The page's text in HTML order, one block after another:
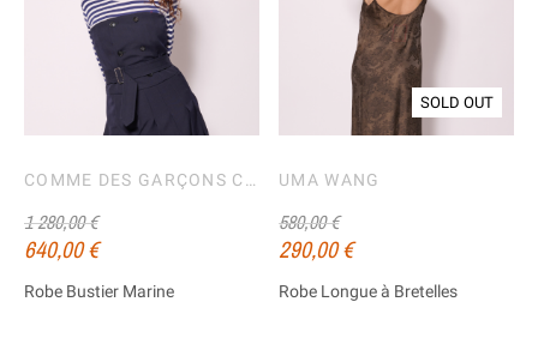
COMME DES GARÇONS COMME DES GARÇONS
1 280,00 €
640,00 €
Robe Bustier Marine
SOLD OUT
UMA WANG
580,00 €
290,00 €
Robe Longue à Bretelles